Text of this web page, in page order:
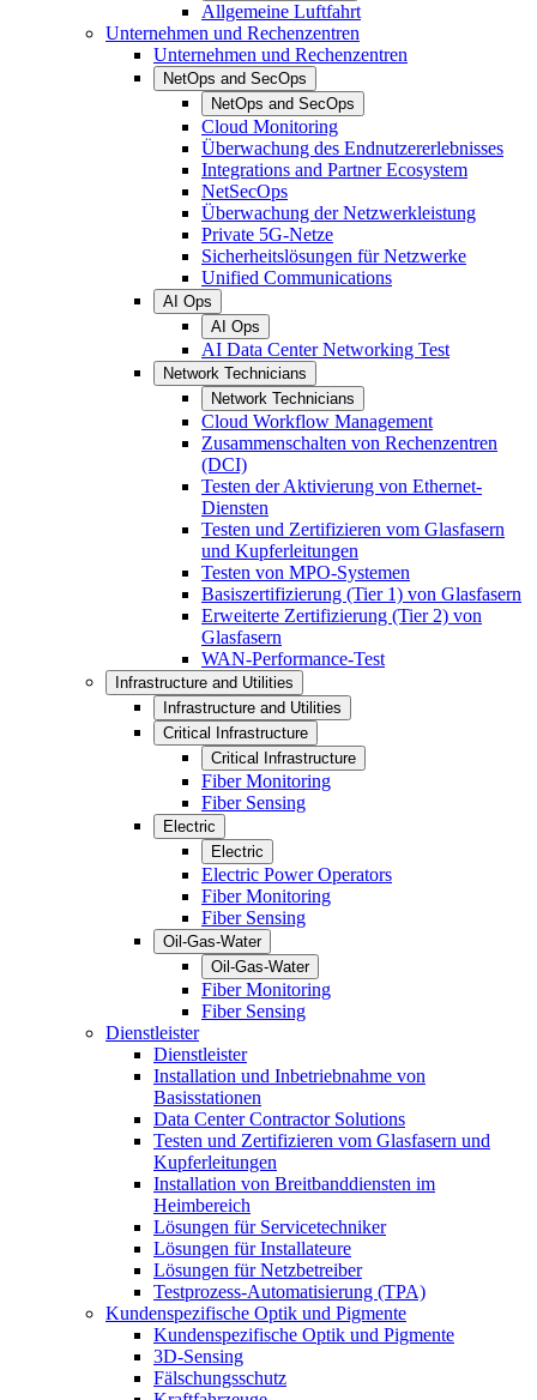
Allgemeine Luftfahrt
Unternehmen und Rechenzentren
Unternehmen und Rechenzentren
NetOps and SecOps
NetOps and SecOps
Cloud Monitoring
Überwachung des Endnutzererlebnisses
Integrations and Partner Ecosystem
NetSecOps
Überwachung der Netzwerkleistung
Private 5G-Netze
Sicherheitslösungen für Netzwerke
Unified Communications
AI Ops
AI Ops
AI Data Center Networking Test
Network Technicians
Network Technicians
Cloud Workflow Management
Zusammenschalten von Rechenzentren
(DCI)
Testen der Aktivierung von Ethernet-
Diensten
Testen und Zertifizieren vom Glasfasern
und Kupferleitungen
Testen von MPO-Systemen
Basiszertifizierung (Tier 1) von Glasfasern
Erweiterte Zertifizierung (Tier 2) von
Glasfasern
WAN-Performance-Test
Infrastructure and Utilities
Infrastructure and Utilities
Critical Infrastructure
Critical Infrastructure
Fiber Monitoring
Fiber Sensing
Electric
Electric
Electric Power Operators
Fiber Monitoring
Fiber Sensing
Oil-Gas-Water
Oil-Gas-Water
Fiber Monitoring
Fiber Sensing
Dienstleister
Dienstleister
Installation und Inbetriebnahme von
Basisstationen
Data Center Contractor Solutions
Testen und Zertifizieren vom Glasfasern und
Kupferleitungen
Installation von Breitbanddiensten im
Heimbereich
Lösungen für Servicetechniker
Lösungen für Installateure
Lösungen für Netzbetreiber
Testprozess-Automatisierung (TPA)
Kundenspezifische Optik und Pigmente
Kundenspezifische Optik und Pigmente
3D-Sensing
Fälschungsschutz